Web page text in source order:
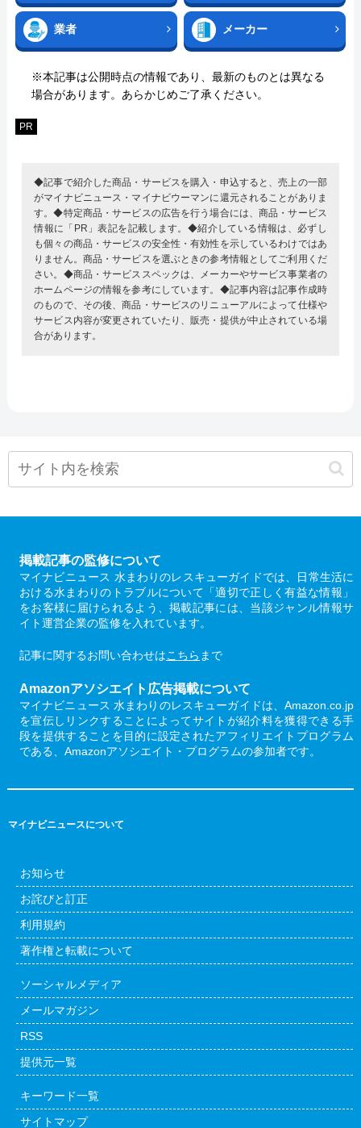
業者 メーカー
※本記事は公開時点の情報であり、最新のものとは異なる
場合があります。あらかじめご了承ください。
PR
◆記事で紹介した商品・サービスを購入・申込すると、売上の一部
がマイナビニュース・マイナビウーマンに還元されることがありま
す。◆特定商品・サービスの広告を行う場合には、商品・サービス
情報に「PR」表記を記載します。◆紹介している情報は、必ずし
も個々の商品・サービスの安全性・有効性を示しているわけではあ
りません。商品・サービスを選ぶときの参考情報としてご利用くだ
さい。◆商品・サービススペックは、メーカーやサービス事業者の
ホームページの情報を参考にしています。◆記事内容は記事作成時
のもので、その後、商品・サービスのリニューアルによって仕様や
サービス内容が変更されていたり、販売・提供が中止されている場
合があります。
掲載記事の監修について
マイナビニュース 水まわりのレスキューガイドでは、日常生活に
おける水まわりのトラブルについて「適切で正しく有益な情報」
をお客様に届けられるよう、掲載記事には、当該ジャンル情報サ
イト運営企業の監修を入れています。
記事に関するお問い合わせはこちら まで
Amazonアソシエイト広告掲載について
マイナビニュース 水まわりのレスキューガイドは、Amazon.co.jp
を宣伝しリンクすることによってサイトが紹介料を獲得できる手
段を提供することを目的に設定されたアフィリエイトプログラム
である、Amazonアソシエイト・プログラムの参加者です。
マイナビニュースについて
お知らせ
お詫びと訂正
利用規約
著作権と転載について
ソーシャルメディア
メールマガジン
RSS
提供元一覧
キーワード一覧
サイトマップ